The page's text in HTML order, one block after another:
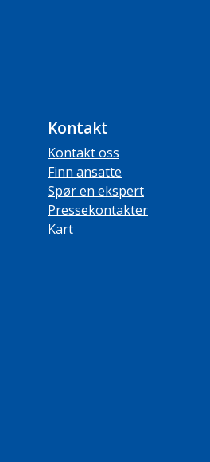
Kontakt
Kontakt oss
Finn ansatte
Spør en ekspert
Pressekontakter
Kart